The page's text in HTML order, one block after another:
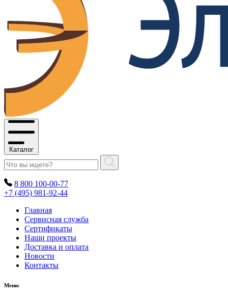
Каталог
8 800 100-00-77
+7 (495) 981-92-44
Главная
Сервисная служба
Сертификаты
Наши проекты
Доставка и оплата
Новости
Контакты
Меню